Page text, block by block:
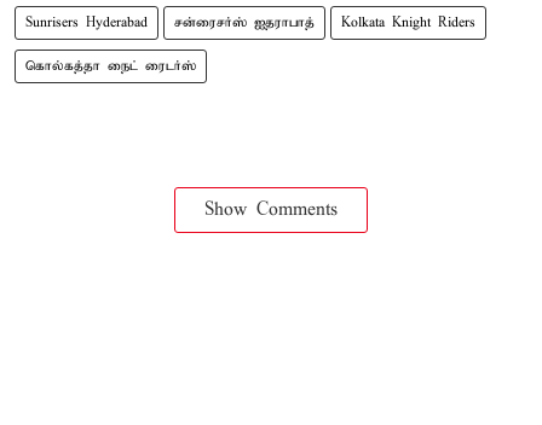
Sunrisers Hyderabad சன்ரைசர்ஸ் ஐதராபாத் Kolkata Knight Riders
கொல்கத்தா நைட் ரைடர்ஸ்
Show Comments